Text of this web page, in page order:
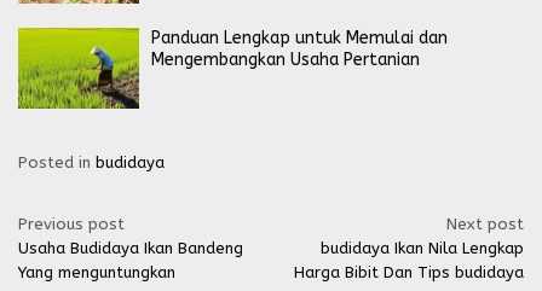
Panduan Lengkap untuk Memulai dan
Mengembangkan Usaha Pertanian
Posted in budidaya
Post
navigation
Previous post
Usaha Budidaya Ikan Bandeng
Yang menguntungkan
Next post
budidaya Ikan Nila Lengkap
Harga Bibit Dan Tips budidaya